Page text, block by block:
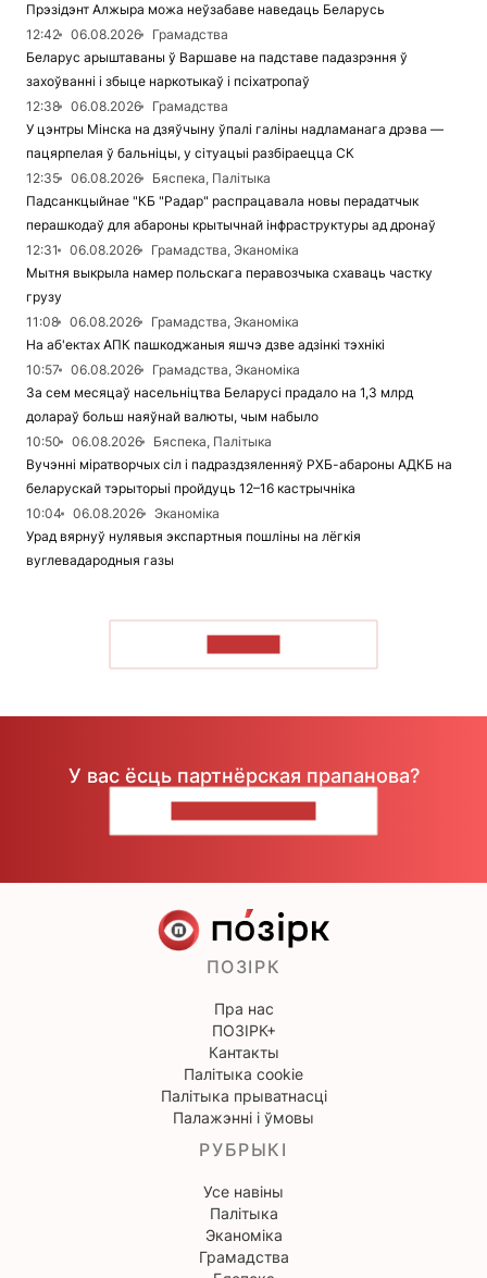
Прэзідэнт Алжыра можа неўзабаве наведаць Беларусь
12:42
06.08.2026
Грамадства
Беларус арыштаваны ў Варшаве на падставе падазрэння ў
захоўванні і збыце наркотыкаў і псіхатропаў
12:38
06.08.2026
Грамадства
У цэнтры Мінска на дзяўчыну ўпалі галіны надламанага дрэва —
пацярпелая ў бальніцы, у сітуацыі разбіраецца СК
12:35
06.08.2026
Бяспека, Палітыка
Падсанкцыйнае "КБ "Радар" распрацавала новы перадатчык
перашкодаў для абароны крытычнай інфраструктуры ад дронаў
12:31
06.08.2026
Грамадства, Эканоміка
Мытня выкрыла намер польскага перавозчыка схаваць частку
грузу
11:08
06.08.2026
Грамадства, Эканоміка
На аб'ектах АПК пашкоджаныя яшчэ дзве адзінкі тэхнікі
10:57
06.08.2026
Грамадства, Эканоміка
За сем месяцаў насельніцтва Беларусі прадало на 1,3 млрд
долараў больш наяўнай валюты, чым набыло
10:50
06.08.2026
Бяспека, Палітыка
Вучэнні міратворчых сіл і падраздзяленняў РХБ-абароны АДКБ на
беларускай тэрыторыі пройдуць 12–16 кастрычніка
10:04
06.08.2026
Эканоміка
Урад вярнуў нулявыя экспартныя пошліны на лёгкія
вуглевадародныя газы
У вас ёсць партнёрская прапанова?
ПОЗІРК
Пра нас
ПОЗІРК+
Кантакты
Палітыка cookie
Палітыка прыватнасці
Палажэнні і ўмовы
РУБРЫКІ
Усе навіны
Палітыка
Эканоміка
Грамадства